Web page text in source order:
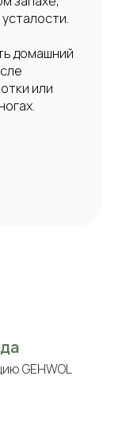
домашний
или
GEHWOL